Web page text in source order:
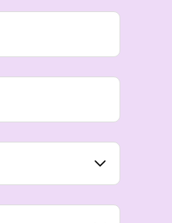
Francisco, California, US